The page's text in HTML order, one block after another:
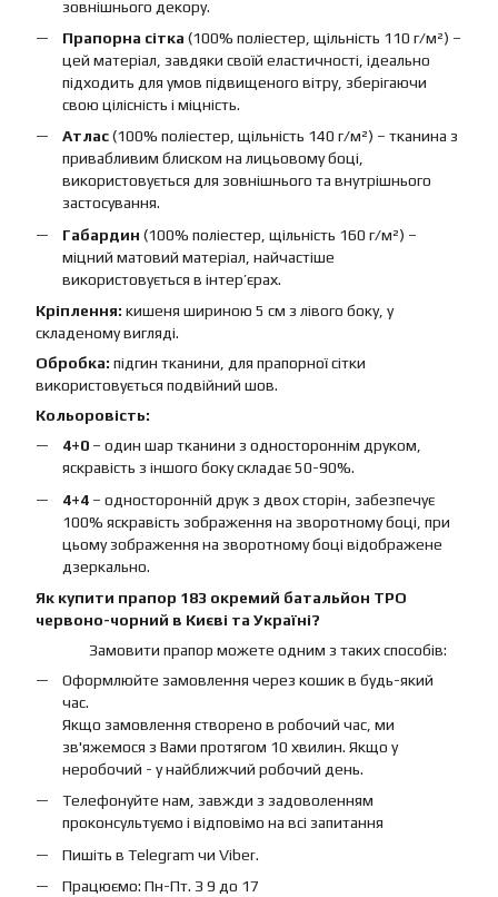
зовнішнього декору.
Прапорна сітка (100% поліестер, щільність 110 г/м²) –
цей матеріал, завдяки своїй еластичності, ідеально
підходить для умов підвищеного вітру, зберігаючи
свою цілісність і міцність.
Атлас(100% поліестер, щільність 140 г/м²) – тканина з
привабливим блиском на лицьовому боці,
використовується для зовнішнього та внутрішнього
застосування.
Габардин (100% поліестер, щільність 160 г/м²) –
міцний матовий матеріал, найчастіше
використовується в інтер’єрах.
Кріплення: кишеня шириною 5 см з лівого боку, у
складеному вигляді.
Обробка: підгин тканини, для прапорної сітки
використовується подвійний шов.
Кольоровість:
4+0 – один шар тканини з одностороннім друком,
яскравість з іншого боку складає 50-90%.
4+4 – односторонній друк з двох сторін, забезпечує
100% яскравість зображення на зворотному боці, при
цьому зображення на зворотному боці відображене
дзеркально.
Як купити прапор 183 окремий батальйон ТРО
червоно-чорний в Києві та Україні?
Замовити прапор можете одним з таких способів:
Оформлюйте замовлення через кошик в будь-який
час.
Якщо замовлення створено в робочий час, ми
зв'яжемося з Вами протягом 10 хвилин. Якщо у
неробочий - у найближчий робочий день.
Телефонуйте нам, завжди з задоволенням
проконсультуємо і відповімо на всі запитання
Пишіть в Telegram чи Viber.
Працюємо: Пн-Пт. З 9 до 17